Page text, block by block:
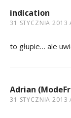
indication
31 STYCZNIA 2013
to głupie… ale
Adrian
31 STYCZNIA 2013